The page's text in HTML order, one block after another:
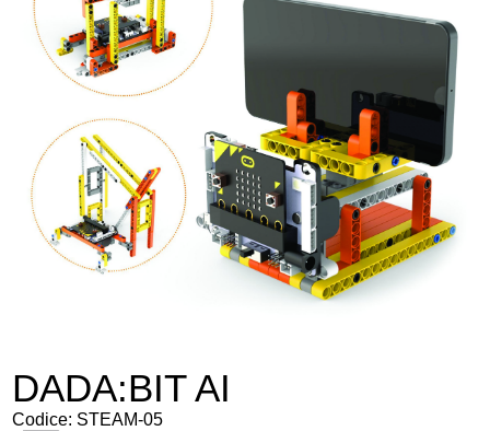
ARREDI
SITI WEB
DADA:BIT AI
Codice: STEAM-05